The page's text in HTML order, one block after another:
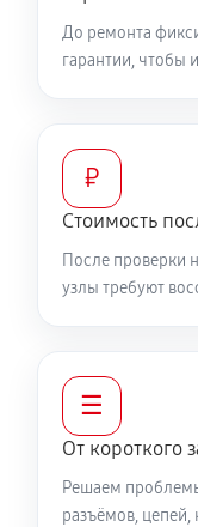
До ремонта
гарантии, чтобы
₽
Стоимость
После проверки
узлы требуют
☰
От короткого
Решаем
разъёмов, цепей,